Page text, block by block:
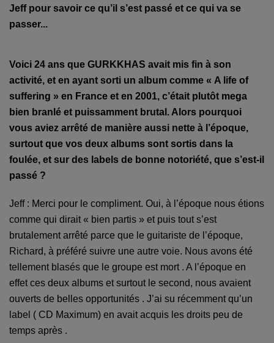
Jeff pour savoir ce qu’il s’est passé et ce qui va se
passer...
Voici 24 ans que GURKKHAS avait mis fin à son
activité, et en ayant sorti un album comme « A life of
suffering » en France et en 2001, c’était plutôt mega
bien branlé et puissamment brutal. Alors pourquoi
vous aviez arrêté de manière aussi nette à l’époque,
surtout que vos deux albums sont sortis dans la
foulée, et sur des labels de bonne notoriété, que s’est-il
passé ?
Jeff : Merci pour le compliment. Oui, à l’époque nous étions
comme qui dirait « bien partis » et puis tout s’est
brutalement arrêté parce que le guitariste de l’époque,
Richard, à préféré suivre une autre voie. Nous avons été
tellement blasés que le groupe est mort . A l’époque en
effet ces deux albums et surtout le second, nous avaient
ouverts de belles opportunités . J’ai su récemment qu’un
label ( CD Maximum) en avait acquis les droits peu de
temps après .